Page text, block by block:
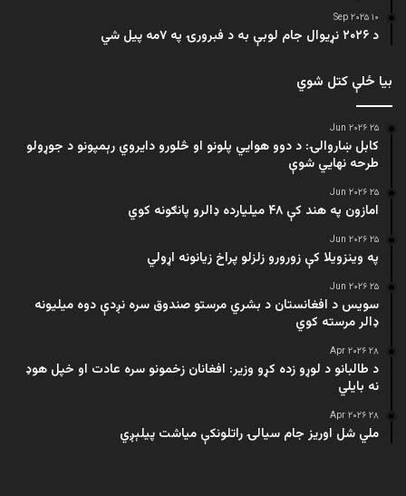
۱۰ Sep ۲۰۲۵
د ۲۰۲۶ نړیوال جام لوبې به د فبرورۍ په ۷مه پیل شي
بیا ځلې کتل شوي
۲۵ Jun ۲۰۲۶
کابل ښاروالۍ: د دوو هوايي پلونو او څلورو دایروي رېمپونو د جوړولو
طرحه نهایي شوې
۲۵ Jun ۲۰۲۶
امازون په هند کې ۴۸ میلیارده ډالرو پانګونه کوي
۲۵ Jun ۲۰۲۶
په وینزویلا کې زورورو زلزلو پراخ زیانونه اړولي
۲۵ Jun ۲۰۲۶
سویس د افغانستان د بشري مرستو صندوق سره نږدې دوه میلیونه
ډالر مرسته کوي
۲۸ Apr ۲۰۲۶
د طالبانو د لوړو زده کړو وزیر: افغانان زخمونو سره عادت او خپل هوډ
نه بایلي
۲۸ Apr ۲۰۲۶
ملي شل اوریز جام سیالۍ راتلونکې میاشت پیلېږي